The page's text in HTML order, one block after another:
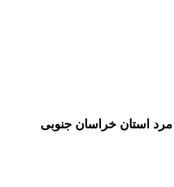
مرد استان خراسان جنوبی